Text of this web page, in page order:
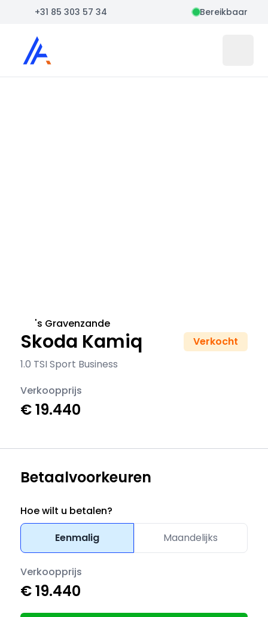
+31 85 303 57 34 Bereikbaar
Auto Atlas
Skoda Kamiq
Verkocht
1.0 TSI Sport Business
's Gravenzande
Verkoopprijs
€ 19.440
Betaalvoorkeuren
Hoe wilt u betalen?
Eenmalig
Maandelijks
Verkoopprijs
€ 19.440